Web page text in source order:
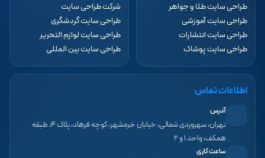
طراحی سایت طلا و جواهر
طراحی سایت آموزشی
طراحی سایت انتشارات
طراحی سایت پوشاک
شرکت طراحی سایت
طراحی سایت گردشگری
طراحی سایت لوازم التحریر
طراحی سایت بین المللی
اطلاعات تماس
آدرس
تهران، سهروردی شمالی، خیابان خرمشهر، کوچه فرهاد، پلاک ۴، طبقه
همکف، واحد ۱ و ۲
ساعت کاری